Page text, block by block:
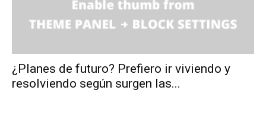
¿Planes de futuro? Prefiero ir viviendo y
resolviendo según surgen las...